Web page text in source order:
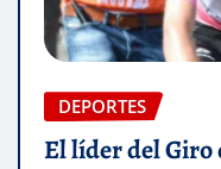
DEPORTES
El líder del Giro